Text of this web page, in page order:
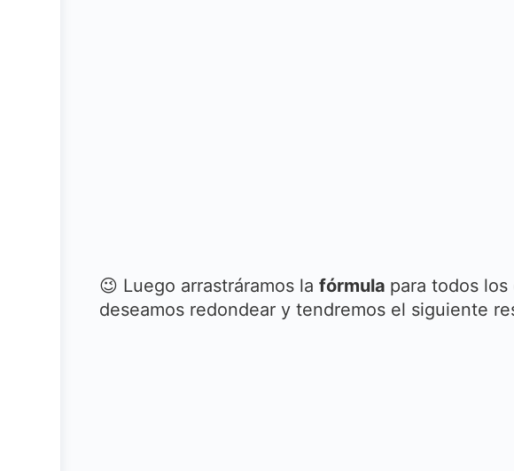
😉 Luego arrastráramos la fórmula para todos
deseamos redondear y tendremos el siguiente